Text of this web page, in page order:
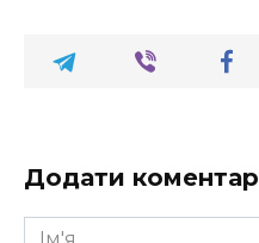
Додати коментар
Ім'я